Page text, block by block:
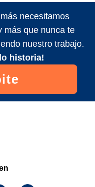
necesitamos
más que nunca te
nuestro trabajo.
historia!